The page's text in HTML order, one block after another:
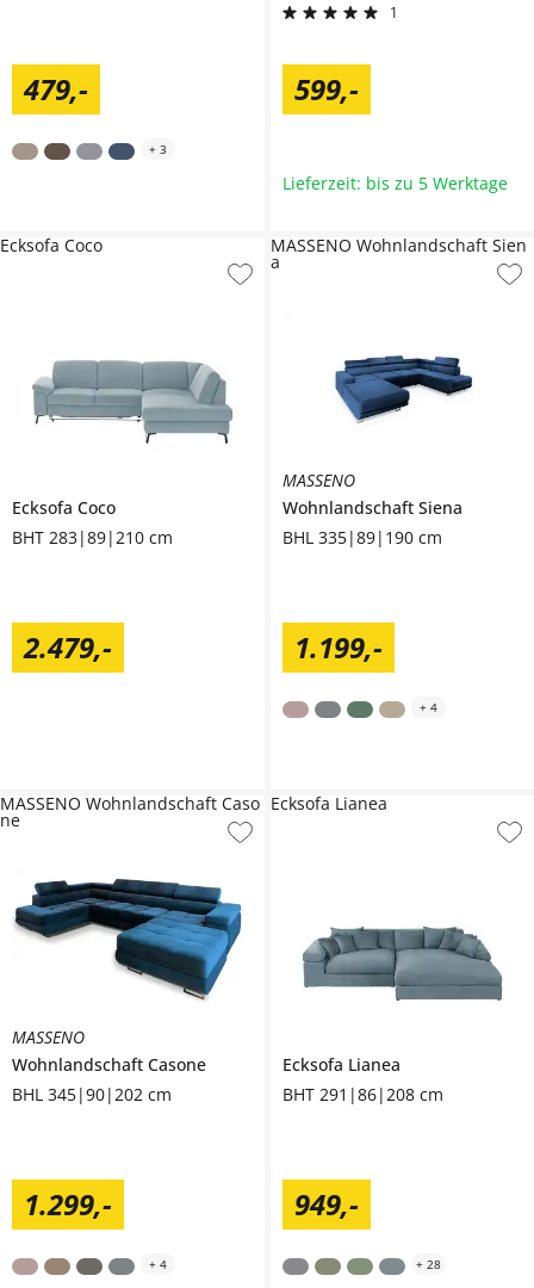
479,-
+ 3
1
599,-
Lieferzeit: bis zu 5 Werktage
Ecksofa Coco
BHT 283|89|210 cm
2.479,-
Ecksofa Coco
MASSENO
Wohnlandschaft Siena
BHL 335|89|190 cm
1.199,-
MASSENO Wohnlandschaft Sien
a
+ 4
MASSENO
Wohnlandschaft Casone
BHL 345|90|202 cm
1.299,-
MASSENO Wohnlandschaft Caso
ne
+ 4
Ecksofa Lianea
BHT 291|86|208 cm
949,-
Ecksofa Lianea
+ 28